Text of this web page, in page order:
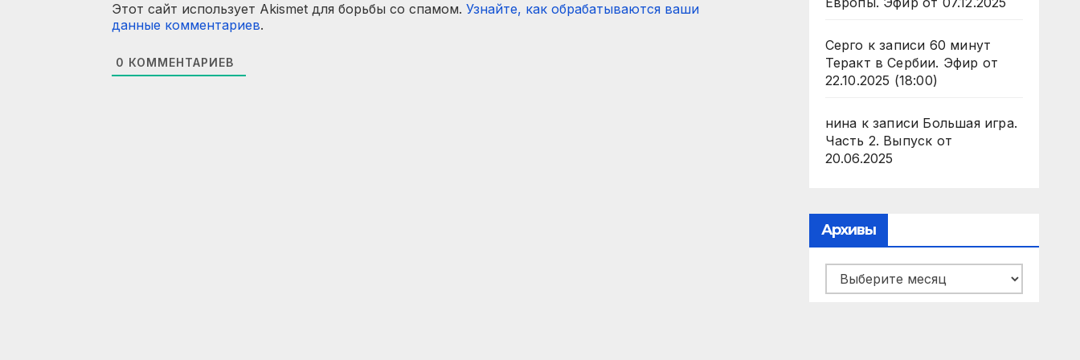
Этот сайт использует Akismet для борьбы со спамом. Узнайте, как обрабатываются ваши
данные комментариев.
0 КОММЕНТАРИЕВ
Серго к записи 60 минут
Теракт в Сербии. Эфир от
22.10.2025 (18:00)
нина к записи Большая игра.
Часть 2. Выпуск от
20.06.2025
Архивы
Архивы